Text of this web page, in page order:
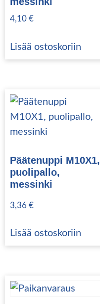
4,10 €
Lisää ostoskoriin
Päätenuppi M10X1,
puolipallo,
messinki
3,36 €
Lisää ostoskoriin